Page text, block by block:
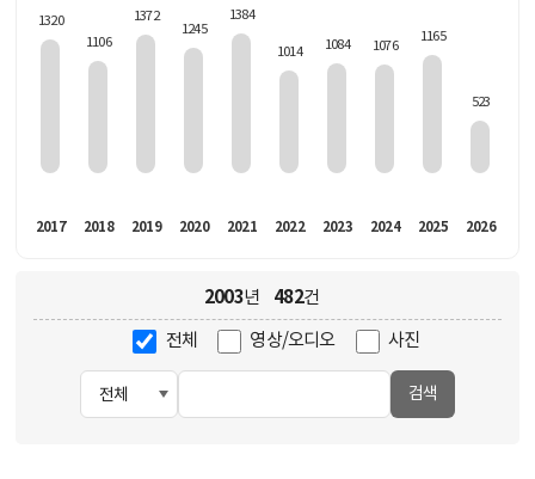
1320
2017
1106
2018
1372
2019
1245
2020
1384
2021
1014
2022
1084
2023
1076
2024
1165
2025
523
2026
2003년 482건
전체 영상/오디오 사진
검색